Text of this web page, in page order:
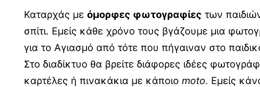
Καταρχάς με όμορφες φωτογραφίες των
σπίτι. Εμείς κάθε χρόνο τους βγάζουμε μια
για το Αγιασμό από τότε που πήγαιναν στο
Στο διαδίκτυο θα βρείτε διάφορες ιδέες
καρτέλες ή πινακάκια με κάποιο moto. Εμείς